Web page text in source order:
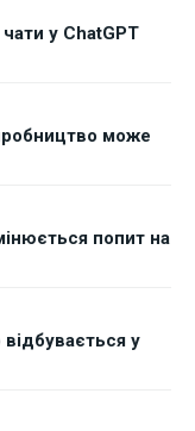
чати у ChatGPT
може
попит на
у